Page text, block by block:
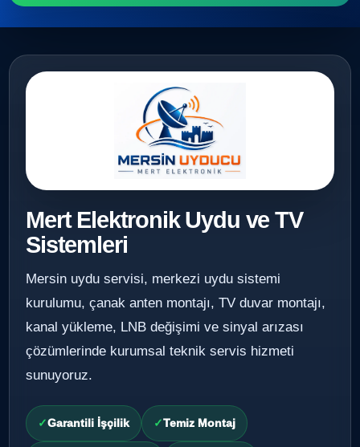
Mert Elektronik Uydu ve TV
Sistemleri
Mersin uydu servisi, merkezi uydu sistemi
kurulumu, çanak anten montajı, TV duvar montajı,
kanal yükleme, LNB değişimi ve sinyal arızası
çözümlerinde kurumsal teknik servis hizmeti
sunuyoruz.
Garantili İşçilik Temiz Montaj